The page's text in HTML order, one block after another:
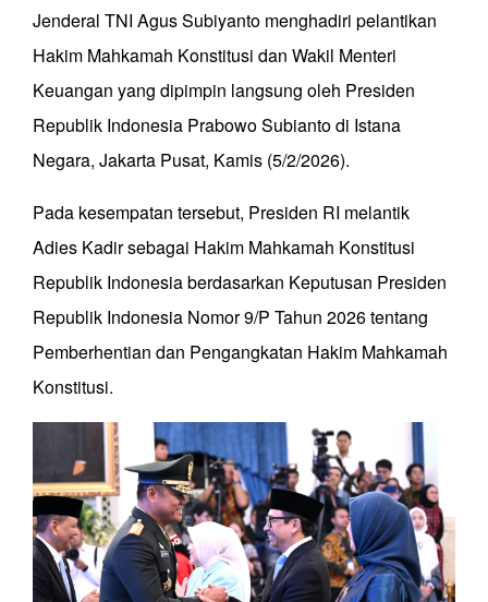
Jenderal TNI Agus Subiyanto menghadiri pelantikan
Hakim Mahkamah Konstitusi dan Wakil Menteri
Keuangan yang dipimpin langsung oleh Presiden
Republik Indonesia Prabowo Subianto di Istana
Negara, Jakarta Pusat, Kamis (5/2/2026).
Pada kesempatan tersebut, Presiden RI melantik
Adies Kadir sebagai Hakim Mahkamah Konstitusi
Republik Indonesia berdasarkan Keputusan Presiden
Republik Indonesia Nomor 9/P Tahun 2026 tentang
Pemberhentian dan Pengangkatan Hakim Mahkamah
Konstitusi.